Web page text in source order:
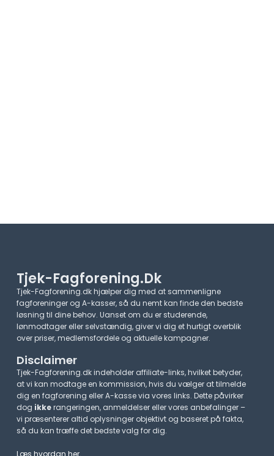
Tjek-Fagforening.dk
Tjek-Fagforening.dk hjælper dig med at sammenligne
fagforeninger og A-kasser, så du nemt kan finde den bedste
løsning til dine behov. Uanset om du er studerende,
lønmodtager eller selvstændig, giver vi dig et hurtigt overblik
over priser, medlemsfordele og aktuelle kampagner.​
Disclaimer
Tjek-Fagforening.dk indeholder affiliate-links, hvilket betyder,
at vi kan modtage en kommission, hvis du vælger at tilmelde
dig en fagforening eller A-kasse via vores links. Dette påvirker
dog ikkerangeringen, anmeldelser eller vores anbefalinger –
vi præsenterer altid oplysninger objektivt og baseret på fakta,
så du kan træffe det bedste valg for dig.
Læs hvordan her.